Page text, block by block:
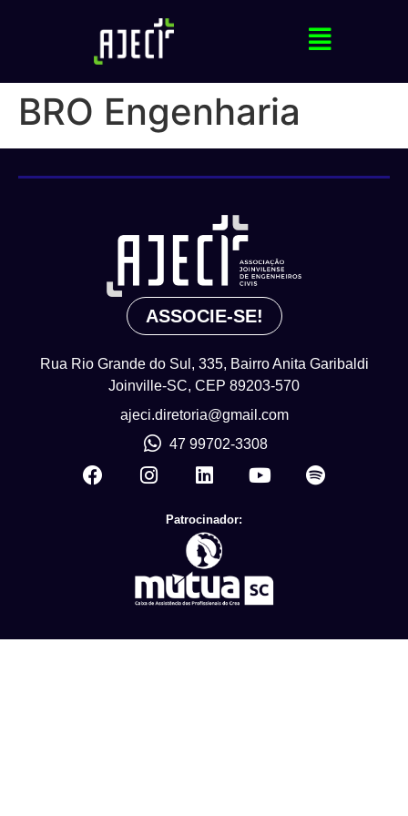
BRO Engenharia
ASSOCIE-SE!
Rua Rio Grande do Sul, 335, Bairro Anita Garibaldi
Joinville-SC, CEP 89203-570
ajeci.diretoria@gmail.com
47 99702-3308
Patrocinador: